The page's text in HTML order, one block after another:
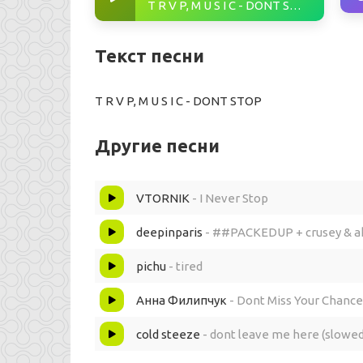
T R V P, M U S I C - DONT STOP
Текст песни
T R V P, M U S I C - DONT STOP
Другие песни
VTORNIK - I Never Stop
deepinparis - ##PACKEDUP + crusey &
pichu - tired
Анна Филипчук - Dont Miss Your Chance
cold steeze - dont leave me here